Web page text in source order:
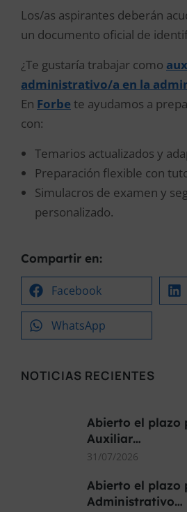
Los/as aspirantes deberán
un documento oficial de
¿Te gustaría trabajar como
administrativo/a en la
En Forbe te ayudamos a
con:
Temarios actualizados y
Preparación flexible con
Simulacros de examen y
personalizado.
Compartir en:
Facebook
WhatsApp
NOTICIAS RECIENTES
Abierto el plazo
Auxiliar…
31/07/2026
Abierto el plazo
Administrativo…